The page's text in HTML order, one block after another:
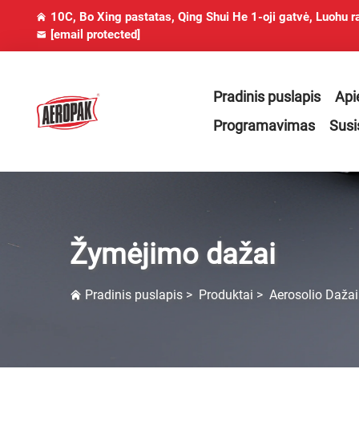
10C, Bo Xing pastatas, Qing Shui He 1-oji gatvė, Luohu
[email protected]
Pradinis puslapis
Programavimas
Žymėjimo dažai
Pradinis puslapis > Produktai > Aerosolio Dažai